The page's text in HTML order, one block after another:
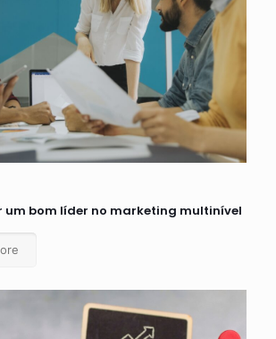
um bom líder no marketing multinível